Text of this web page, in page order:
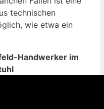
technischen
wie etwa ein
Handwerker im